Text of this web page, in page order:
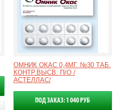
ОМНИК ОКАС 0,4МГ. №30 ТАБ.
КОНТР.ВЫСВ. П/О /
АСТЕЛЛАС/
ПОД ЗАКАЗ: 1 040 РУБ